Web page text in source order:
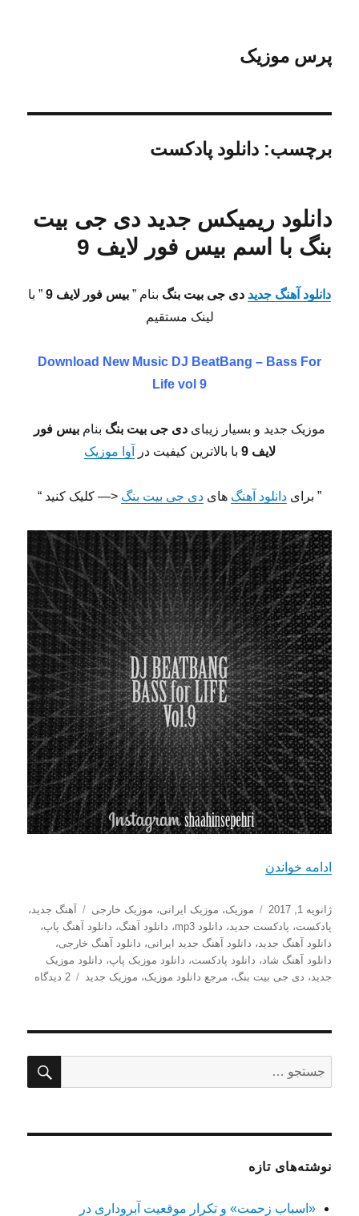
پرس موزیک
برچسب:دانلود پادکست
دانلود ریمیکس جدید دی جی بیت
بنگ با اسم بیس فور لایف 9
دانلود آهنگ جدید دی جی بیت بنگ بنام ” بیس فور لایف 9
” با
لینک مستقیم
Download New Music DJ BeatBang – Bass For
Life vol 9
موزیک جدید و بسیار زیبای دی جی بیت بنگ بنام بیس فور
لایف 9
با بالاترین کیفیت در آوا موزیک
” برای دانلود آهنگ های دی جی بیت بنگ <— کلیک کنید “
ادامه خواندن
ارسال
شده
در
ژانویه 1, 2017 دسته‌ها
موزیک، موزیک ایرانی، موزیک خارجی برچسب‌ها
آهنگ جدید،
پادکست، پادکست جدید، دانلود mp3 ، دانلود آهنگ، دانلود آهنگ پاپ،
دانلود آهنگ جدید، دانلود آهنگ جدید ایرانی، دانلود آهنگ خارجی،
دانلود آهنگ شاد، دانلود پادکست، دانلود موزیک پاپ، دانلود موزیک
جدید، دی جی بیت بنگ، مرجع دانلود موزیک، موزیک جدید 2 دیدگاه
جی
برای:
نوشته‌های تازه
«اسباب زحمت» و تکرار موقعیت آبروداری در